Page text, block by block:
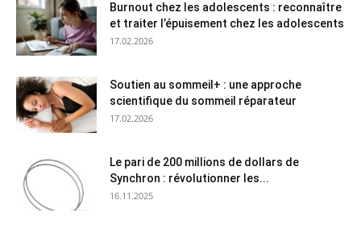
Burnout chez les adolescents : reconnaître
et traiter l’épuisement chez les adolescents
17.02.2026
Soutien au sommeil+ : une approche
scientifique du sommeil réparateur
17.02.2026
Le pari de 200 millions de dollars de
Synchron : révolutionner les...
16.11.2025